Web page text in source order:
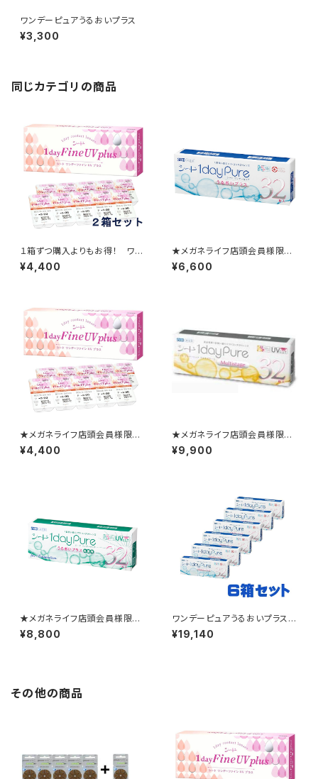
ワンデーピュアうるおいプラス
¥3,300
同じカテゴリの商品
１箱ずつ購入よりもお得！ ワン
デーファインUV プラス 2箱セ
ット
¥4,400
★メガネライフ店頭会員様限定
★ 1か月ごとの定期便 ワン
デーピュアうるおいプラス2箱セ
¥6,600
★メガネライフ店頭会員様限定
★ 1か月ごとの定期便 ワン
デーファインUV プラス2箱セッ
¥4,400
★メガネライフ店頭会員様限定
★ 1か月ごとの定期便 ワン
デーピュアマルチステージ2箱セ
¥9,900
★メガネライフ店頭会員様限定
★ 1か月ごとの定期便 シー
ドワンデーピュアうるおいプラス
¥8,800
ワンデーピュアうるおいプラス6
箱セット
¥19,140
その他の商品